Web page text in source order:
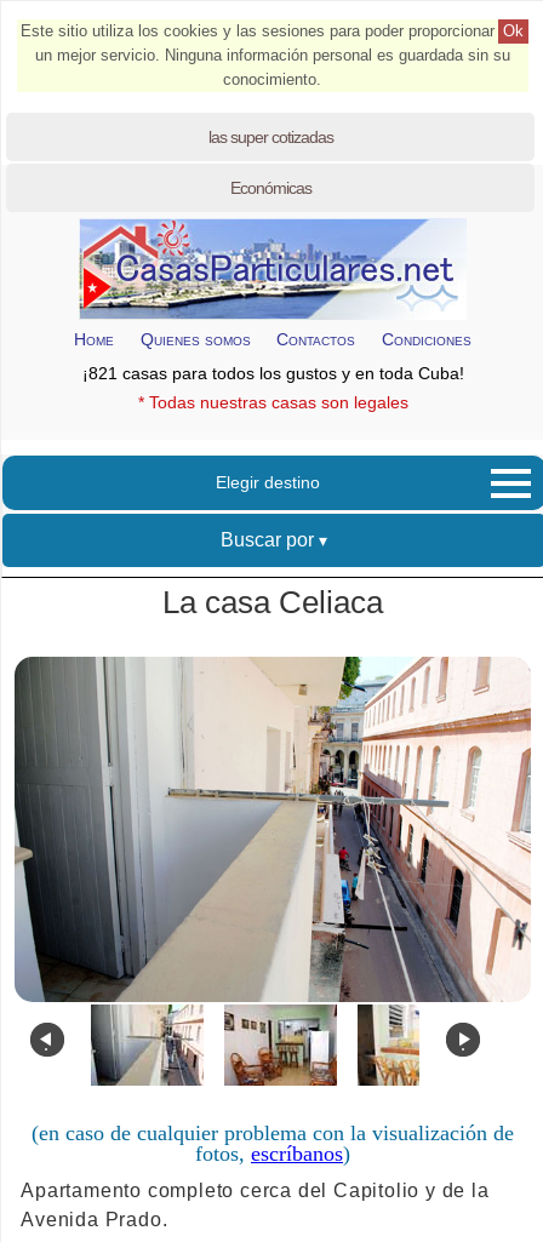
Ok
Este sitio utiliza los cookies y las sesiones para poder proporcionar
un mejor servicio. Ninguna información personal es guardada sin su
conocimiento.
las super cotizadas
Económicas
Home Quienes somos Contactos
Condiciones
¡821 casas para todos los gustos y en toda Cuba!
* Todas nuestras casas son legales
Elegir destino
Buscar por
La casa Celiaca
. .
(en caso de cualquier problema con la visualización de
fotos, escríbanos)
Apartamento completo cerca del Capitolio y de la
Avenida Prado.